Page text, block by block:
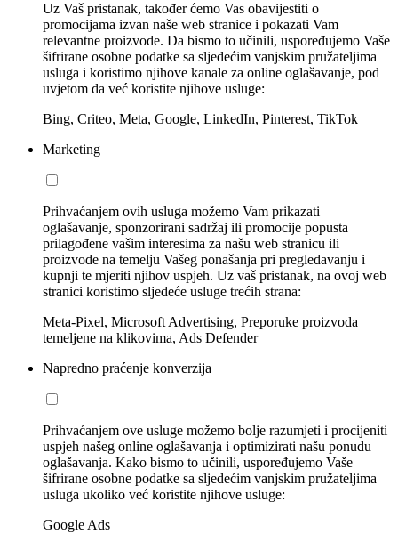
Uz Vaš pristanak, također ćemo Vas obavijestiti o
promocijama izvan naše web stranice i pokazati Vam
relevantne proizvode. Da bismo to učinili, uspoređujemo Vaše
šifrirane osobne podatke sa sljedećim vanjskim pružateljima
usluga i koristimo njihove kanale za online oglašavanje, pod
uvjetom da već koristite njihove usluge:
Bing, Criteo, Meta, Google, LinkedIn, Pinterest, TikTok
Marketing
Prihvaćanjem ovih usluga možemo Vam prikazati
oglašavanje, sponzorirani sadržaj ili promocije popusta
prilagođene vašim interesima za našu web stranicu ili
proizvode na temelju Vašeg ponašanja pri pregledavanju i
kupnji te mjeriti njihov uspjeh. Uz vaš pristanak, na ovoj web
stranici koristimo sljedeće usluge trećih strana:
Meta-Pixel, Microsoft Advertising, Preporuke proizvoda
temeljene na klikovima, Ads Defender
Napredno praćenje konverzija
Prihvaćanjem ove usluge možemo bolje razumjeti i procijeniti
uspjeh našeg online oglašavanja i optimizirati našu ponudu
oglašavanja. Kako bismo to učinili, uspoređujemo Vaše
šifrirane osobne podatke sa sljedećim vanjskim pružateljima
usluga ukoliko već koristite njihove usluge:
Google Ads